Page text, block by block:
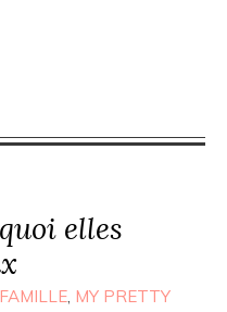
elles
, MY PRETTY